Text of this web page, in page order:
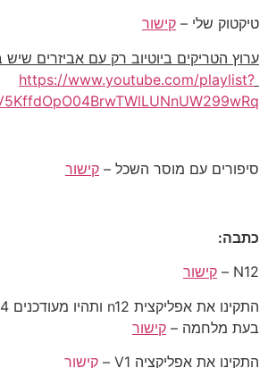
טיקטוק שלי – קישור
ערוץ הטריקים ביוטיוב רק עם אביזרים
https://www.youtube.com/playlist?
סיפורים עם מוסר השכל – קישור
כתבה:
N12 –
קישור
בעת מלחמה – קישור
התקינו את אפליקציה V1 –
קישור